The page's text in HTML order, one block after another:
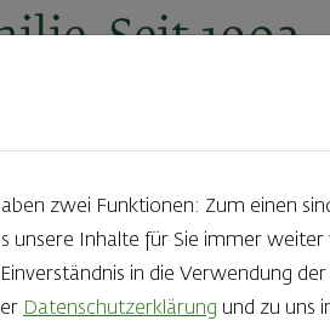
Seit 1902.
aus der
zwei Funktionen: Zum einen
unsere Inhalte für Sie immer
in die Verwendung
Datenschutzerklärung und zu uns